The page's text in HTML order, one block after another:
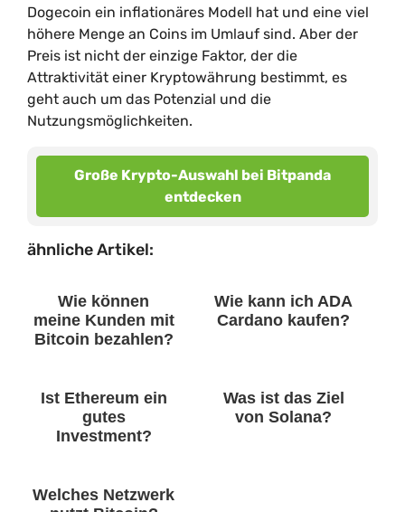
Dogecoin ein inflationäres Modell hat und eine viel
höhere Menge an Coins im Umlauf sind. Aber der
Preis ist nicht der einzige Faktor, der die
Attraktivität einer Kryptowährung bestimmt, es
geht auch um das Potenzial und die
Nutzungsmöglichkeiten.
Große Krypto-Auswahl bei Bitpanda
entdecken
ähnliche Artikel:
Wie können
meine Kunden mit
Bitcoin bezahlen?
Wie kann ich ADA
Cardano kaufen?
Ist Ethereum ein
gutes
Investment?
Was ist das Ziel
von Solana?
Welches Netzwerk